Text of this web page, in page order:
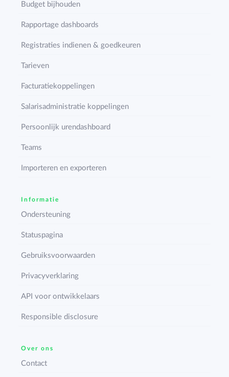
Budget bijhouden
Rapportage dashboards
Registraties indienen & goedkeuren
Tarieven
Facturatiekoppelingen
Salarisadministratie koppelingen
Persoonlijk urendashboard
Teams
Importeren en exporteren
Informatie
Ondersteuning
Statuspagina
Gebruiksvoorwaarden
Privacyverklaring
API voor ontwikkelaars
Responsible disclosure
Over ons
Contact